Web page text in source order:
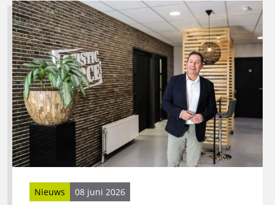
Nieuws 08 juni 2026
Lees
meer
over
Toekomstbestendige
logistiek
vraagt
om
slimme
processen
én
sterke
mensen